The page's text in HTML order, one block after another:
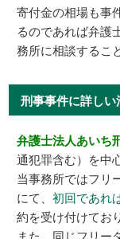
寄付金の相場も事
るのであれば弁護
務所に相談するこ
刑事事件に詳しい
弁護士法人あいち
通犯罪含む）を中
当事務所ではフリ
にて、初回であれ
約を受け付けてお